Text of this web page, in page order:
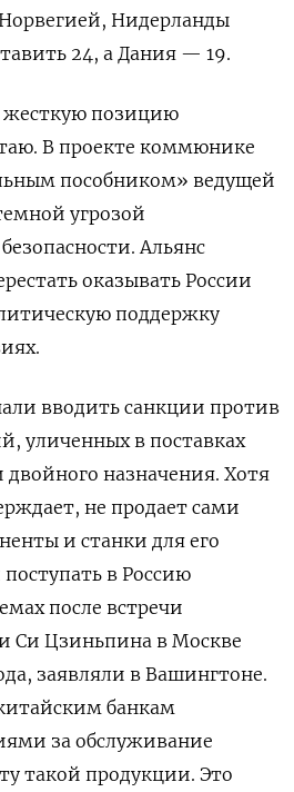
Нидерланды
24, а Дания — 19.
позицию
В проекте коммюнике
пособником» ведущей
угрозой
Альянс
оказывать России
поддержку
вводить санкции против
уличенных в поставках
назначения. Хотя
не продает сами
и станки для его
в Россию
после встречи
Си Цзиньпина в Москве
заявляли в Вашингтоне.
банкам
за обслуживание
такой продукции. Это